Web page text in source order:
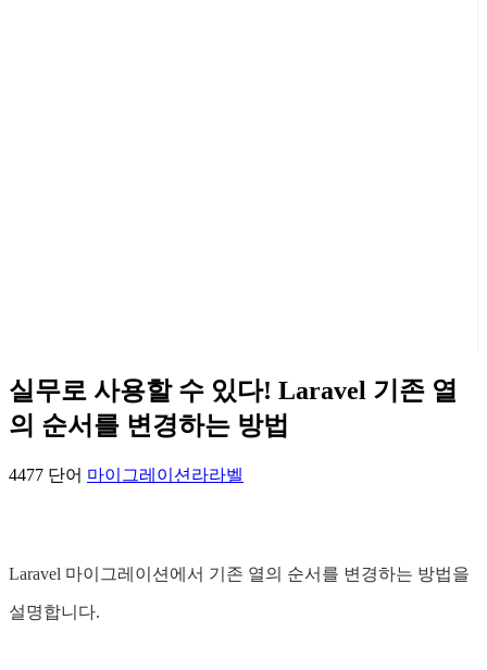
실무로 사용할 수 있다! Laravel 기존 열
의 순서를 변경하는 방법
4477 단어 마이그레이션 라라벨
Laravel 마이그레이션에서 기존 열의 순서를 변경하는 방법을
설명합니다.